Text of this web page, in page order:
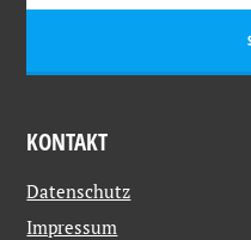
KONTAKT
Datenschutz
Impressum